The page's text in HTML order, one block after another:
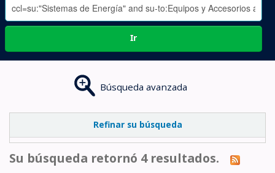
Ir
Búsqueda avanzada
Refinar su búsqueda
Su búsqueda retornó 4 resultados.